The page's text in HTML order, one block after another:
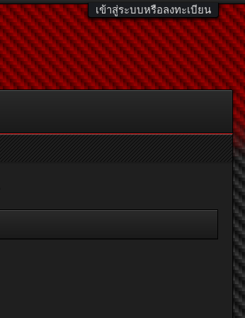
เข้าสู่ระบบหรือลงทะเบียน